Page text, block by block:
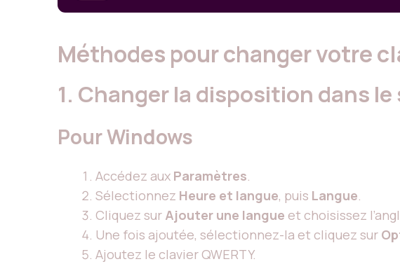
Méthodes pour changer votre
1. Changer la disposition dans
Pour Windows
Accédez aux Paramètres.
Sélectionnez Heure et langue, puis Langue.
Cliquez sur Ajouter une langue et choisissez
Une fois ajoutée, sélectionnez-la et cliquez sur
Ajoutez le clavier QWERTY.